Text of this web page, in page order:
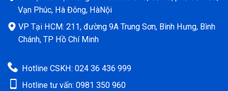
Vạn Phúc, Hà Đông, HàNội
VP Tại HCM: 211, đường 9A Trung Sơn, Bình Hưng, Bình
Chánh, TP Hồ Chí Minh
Hotline CSKH: 024 36 436 999
Hotline tư vấn: 0981 350 960